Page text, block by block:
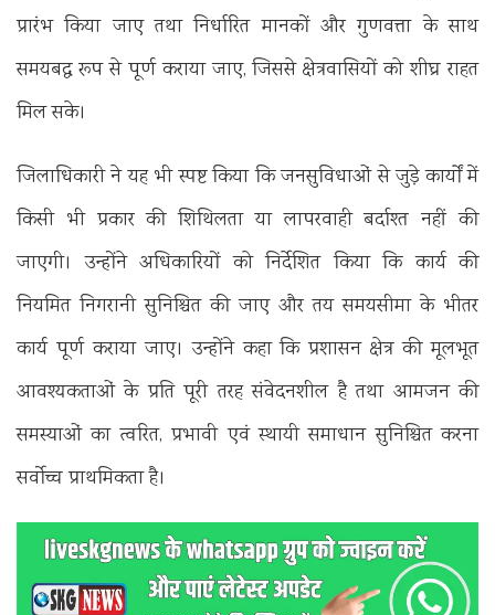
प्रारंभ किया जाए तथा निर्धारित मानकों और गुणवत्ता के साथ
समयबद्ध रूप से पूर्ण कराया जाए, जिससे क्षेत्रवासियों को शीघ्र राहत
मिल सके।
जिलाधिकारी ने यह भी स्पष्ट किया कि जनसुविधाओं से जुड़े कार्यों में
किसी भी प्रकार की शिथिलता या लापरवाही बर्दाश्त नहीं की
जाएगी। उन्होंने अधिकारियों को निर्देशित किया कि कार्य की
नियमित निगरानी सुनिश्चित की जाए और तय समयसीमा के भीतर
कार्य पूर्ण कराया जाए। उन्होंने कहा कि प्रशासन क्षेत्र की मूलभूत
आवश्यकताओं के प्रति पूरी तरह संवेदनशील है तथा आमजन की
समस्याओं का त्वरित, प्रभावी एवं स्थायी समाधान सुनिश्चित करना
सर्वोच्च प्राथमिकता है।